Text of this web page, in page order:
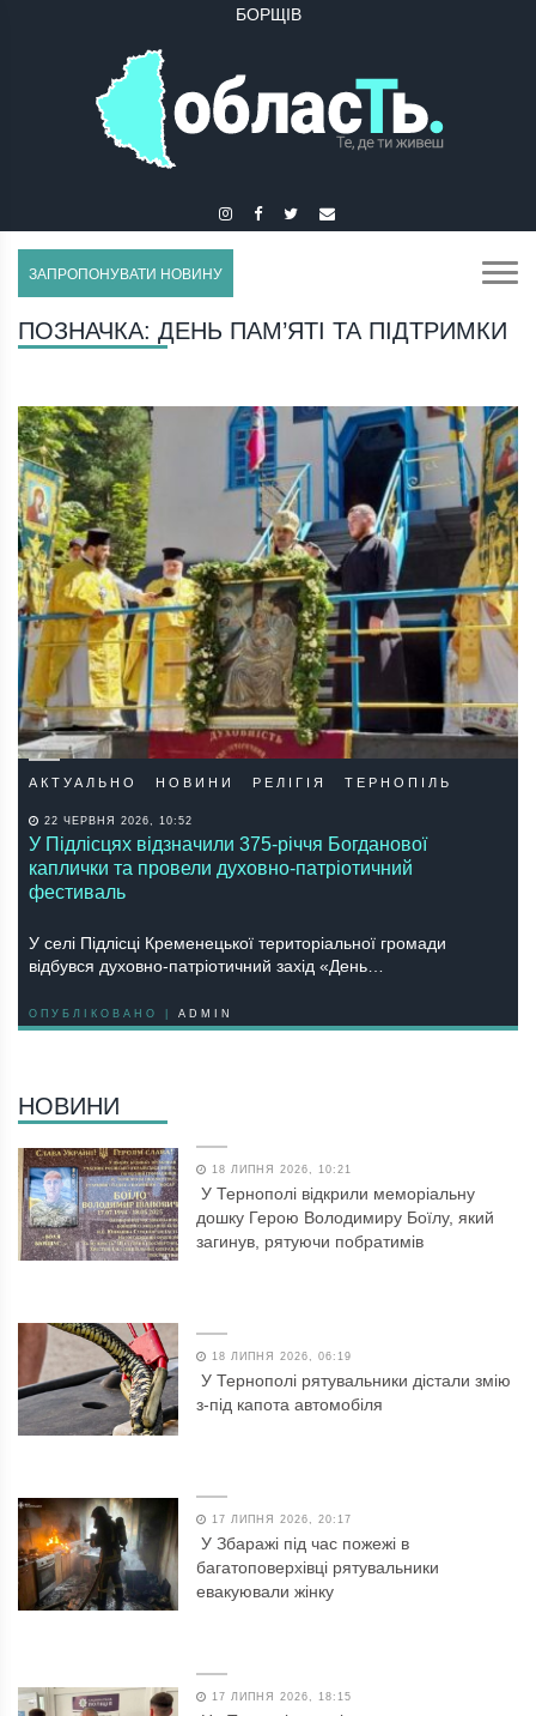
БОРЩІВ
ЗАПРОПОНУВАТИ НОВИНУ
ПОЗНАЧКА: ДЕНЬ ПАМ’ЯТІ ТА ПІДТРИМКИ
АКТУАЛЬНО НОВИНИ РЕЛІГІЯ ТЕРНОПІЛЬ
22 ЧЕРВНЯ 2026, 10:52
У Підлісцях відзначили 375-річчя Богданової
каплички та провели духовно-патріотичний
фестиваль
У селі Підлісці Кременецької територіальної громади
відбувся духовно-патріотичний захід «День…
ОПУБЛІКОВАНО | ADMIN
НОВИНИ
18 ЛИПНЯ 2026, 10:21
У Тернополі відкрили меморіальну
дошку Герою Володимиру Боїлу, який
загинув, рятуючи побратимів
18 ЛИПНЯ 2026, 06:19
У Тернополі рятувальники дістали змію
з-під капота автомобіля
17 ЛИПНЯ 2026, 20:17
У Збаражі під час пожежі в
багатоповерхівці рятувальники
евакуювали жінку
17 ЛИПНЯ 2026, 18:15